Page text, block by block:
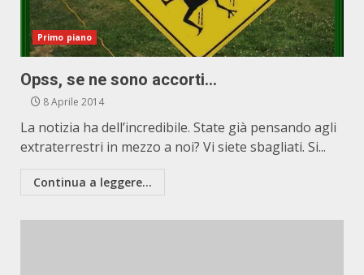
Primo piano
Opss, se ne sono accorti…
8 Aprile 2014
La notizia ha dell’incredibile. State già pensando agli
extraterrestri in mezzo a noi? Vi siete sbagliati. Si...
Continua a leggere...